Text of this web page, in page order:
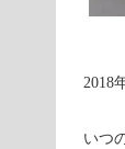
2018
いつ